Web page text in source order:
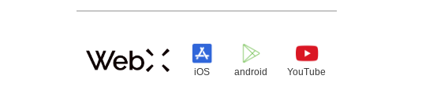
iOS android YouTube